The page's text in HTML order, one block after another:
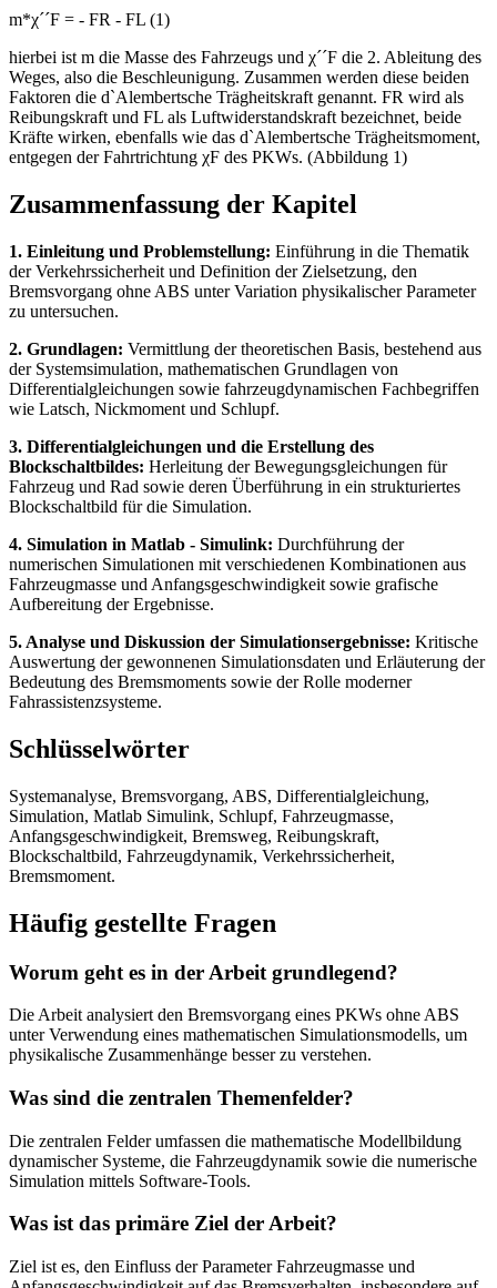
m*χ´´F = - FR - FL (1)
hierbei ist m die Masse des Fahrzeugs und χ´´F die 2. Ableitung des
Weges, also die Beschleunigung. Zusammen werden diese beiden
Faktoren die d`Alembertsche Trägheitskraft genannt. FR wird als
Reibungskraft und FL als Luftwiderstandskraft bezeichnet, beide
Kräfte wirken, ebenfalls wie das d`Alembertsche Trägheitsmoment,
entgegen der Fahrtrichtung χF des PKWs. (Abbildung 1)
Zusammenfassung der Kapitel
1. Einleitung und Problemstellung: Einführung in die Thematik
der Verkehrssicherheit und Definition der Zielsetzung, den
Bremsvorgang ohne ABS unter Variation physikalischer Parameter
zu untersuchen.
2. Grundlagen: Vermittlung der theoretischen Basis, bestehend aus
der Systemsimulation, mathematischen Grundlagen von
Differentialgleichungen sowie fahrzeugdynamischen Fachbegriffen
wie Latsch, Nickmoment und Schlupf.
3. Differentialgleichungen und die Erstellung des
Blockschaltbildes: Herleitung der Bewegungsgleichungen für
Fahrzeug und Rad sowie deren Überführung in ein strukturiertes
Blockschaltbild für die Simulation.
4. Simulation in Matlab - Simulink: Durchführung der
numerischen Simulationen mit verschiedenen Kombinationen aus
Fahrzeugmasse und Anfangsgeschwindigkeit sowie grafische
Aufbereitung der Ergebnisse.
5. Analyse und Diskussion der Simulationsergebnisse: Kritische
Auswertung der gewonnenen Simulationsdaten und Erläuterung der
Bedeutung des Bremsmoments sowie der Rolle moderner
Fahrassistenzsysteme.
Schlüsselwörter
Systemanalyse, Bremsvorgang, ABS, Differentialgleichung,
Simulation, Matlab Simulink, Schlupf, Fahrzeugmasse,
Anfangsgeschwindigkeit, Bremsweg, Reibungskraft,
Blockschaltbild, Fahrzeugdynamik, Verkehrssicherheit,
Bremsmoment.
Häufig gestellte Fragen
Worum geht es in der Arbeit grundlegend?
Die Arbeit analysiert den Bremsvorgang eines PKWs ohne ABS
unter Verwendung eines mathematischen Simulationsmodells, um
physikalische Zusammenhänge besser zu verstehen.
Was sind die zentralen Themenfelder?
Die zentralen Felder umfassen die mathematische Modellbildung
dynamischer Systeme, die Fahrzeugdynamik sowie die numerische
Simulation mittels Software-Tools.
Was ist das primäre Ziel der Arbeit?
Ziel ist es, den Einfluss der Parameter Fahrzeugmasse und